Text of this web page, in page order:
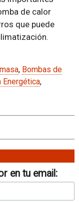
de calor
que puede
, Bombas de
Energética,
en tu email: